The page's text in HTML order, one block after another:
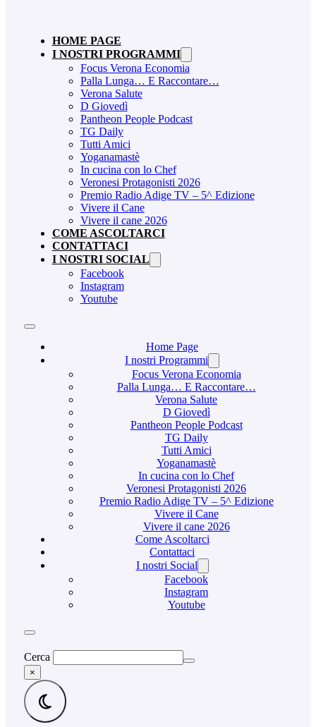
HOME PAGE
I NOSTRI PROGRAMMI
Focus Verona Economia
Palla Lunga… E Raccontare…
Verona Salute
D Giovedì
Pantheon People Podcast
TG Daily
Tutti Amici
Yoganamastè
In cucina con lo Chef
Veronesi Protagonisti 2026
Premio Radio Adige TV – 5^ Edizione
Vivere il Cane
Vivere il cane 2026
COME ASCOLTARCI
CONTATTACI
I NOSTRI SOCIAL
Facebook
Instagram
Youtube
Home Page
I nostri Programmi
Focus Verona Economia
Palla Lunga… E Raccontare…
Verona Salute
D Giovedì
Pantheon People Podcast
TG Daily
Tutti Amici
Yoganamastè
In cucina con lo Chef
Veronesi Protagonisti 2026
Premio Radio Adige TV – 5^ Edizione
Vivere il Cane
Vivere il cane 2026
Come Ascoltarci
Contattaci
I nostri Social
Facebook
Instagram
Youtube
Cerca
×